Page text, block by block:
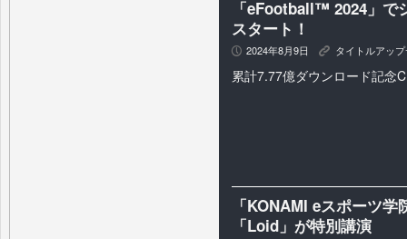
「eFootball™ 2024」
スタート！
P 2024年8月9日 K タイトルアッ
累計7.77億ダウンロード記念
「KONAMI eスポーツ
「Loid」が特別講演